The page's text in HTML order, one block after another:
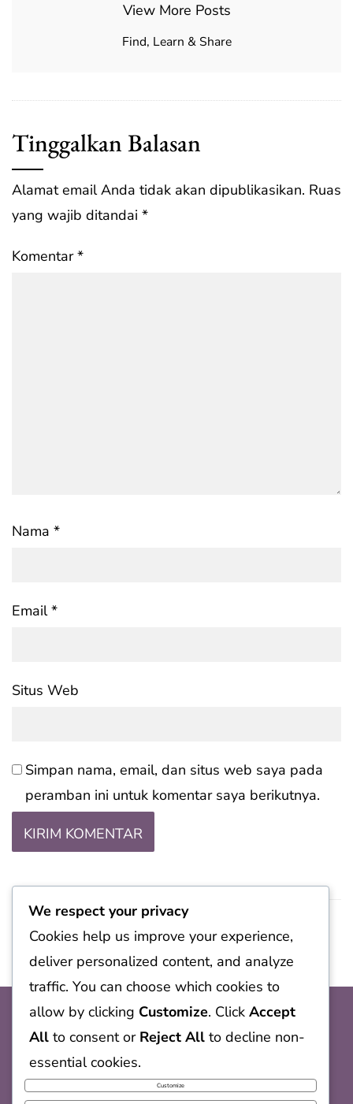
View More Posts
Find, Learn & Share
Tinggalkan Balasan
Alamat email Anda tidak akan dipublikasikan. Ruas
yang wajib ditandai *
Komentar*
Nama *
Email*
Situs Web
Simpan nama, email, dan situs web saya pada
peramban ini untuk komentar saya berikutnya.
Sample Page
We respect your privacy
Cookies help us improve your experience,
deliver personalized content, and analyze
traffic. You can choose which cookies to
allow by clicking Customize. Click Accept
All to consent or Reject All to decline non-
essential cookies.
Customize